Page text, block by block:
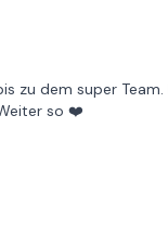
zu dem super
so ❤️